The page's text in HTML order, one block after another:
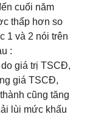
cuối năm
thấp hơn so
1 và 2 nói trên
:
giá trị TSCĐ,
giá TSCĐ,
cũng tăng
lùi mức khấu